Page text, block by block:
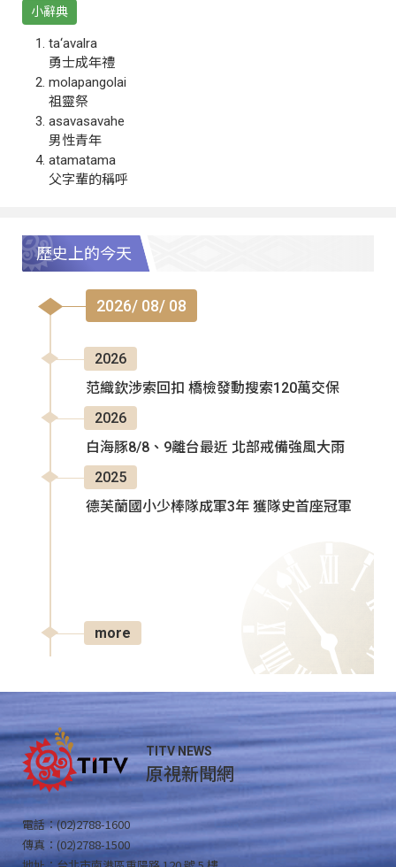
小辭典
ta‘avalra
勇士成年禮
molapangolai
祖靈祭
asavasavahe
男性青年
atamatama
父字輩的稱呼
歷史上的今天
2026/ 08/ 08
2026
范織欽涉索回扣 橋檢發動搜索120萬交保
2026
白海豚8/8、9離台最近 北部戒備強風大雨
2025
德芙蘭國小少棒隊成軍3年 獲隊史首座冠軍
more
TITV NEWS
原視新聞網
電話：(02)2788-1600
傳真：(02)2788-1500